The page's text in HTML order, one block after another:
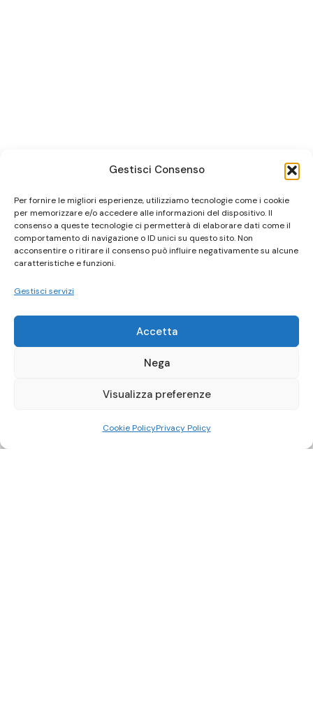
Gestisci Consenso
Per fornire le migliori esperienze, utilizziamo tecnologie come i cookie
per memorizzare e/o accedere alle informazioni del dispositivo. Il
consenso a queste tecnologie ci permetterà di elaborare dati come il
comportamento di navigazione o ID unici su questo sito. Non
acconsentire o ritirare il consenso può influire negativamente su alcune
caratteristiche e funzioni.
Gestisci servizi
Accetta
Nega
Visualizza preferenze
Cookie PolicyPrivacy Policy